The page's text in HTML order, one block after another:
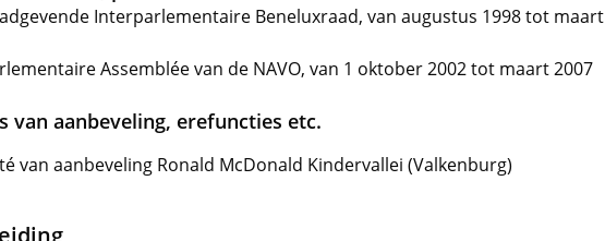
Interparlementaire Beneluxraad, van augustus 1998 tot maart
Assemblée van de NAVO, van 1 oktober 2002 tot maart 2007
van aanbeveling, erefuncties etc.
van aanbeveling Ronald McDonald Kindervallei (Valkenburg)